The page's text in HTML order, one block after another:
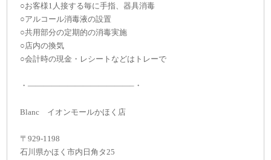
○お客様1人接する毎に手指、器具消毒
○アルコール消毒液の設置
○共用部分の定期的の消毒実施
○店内の換気
○会計時の現金・レシートなどはトレーで
・—————————————–・
Blanc イオンモールかほく店
〒929-1198
石川県かほく市内日角タ25